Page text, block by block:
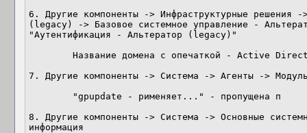
6. Другие компоненты -> Инфраструктурные решения -
(legacy) -> Базовое системное управление -
"Аутентификация - Альтератор (legacy)"
7. Другие компоненты -> Система -> Агенты ->
8. Другие компоненты -> Система -> Основные
информация